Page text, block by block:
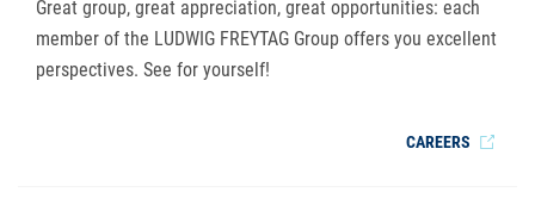
Great group, great appreciation, great opportunities: each
member of the LUDWIG FREYTAG Group offers you excellent
perspectives. See for yourself!
CAREERS